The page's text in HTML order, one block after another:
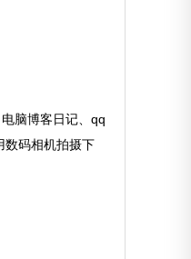
脑博客日记、qq
数码相机拍摄下